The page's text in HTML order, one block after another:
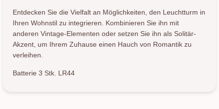
Entdecken Sie die Vielfalt an Möglichkeiten, den Leuchtturm in
Ihren Wohnstil zu integrieren. Kombinieren Sie ihn mit
anderen Vintage-Elementen oder setzen Sie ihn als Solitär-
Akzent, um Ihrem Zuhause einen Hauch von Romantik zu
verleihen.
Batterie 3 Stk. LR44